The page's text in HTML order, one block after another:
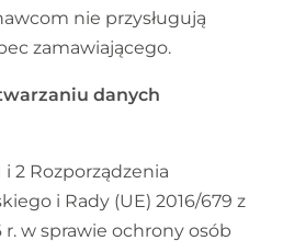
nie przysługują
zamawiającego.
danych
i 2 Rozporządzenia
i Rady (UE) 2016/679 z
w sprawie ochrony osób